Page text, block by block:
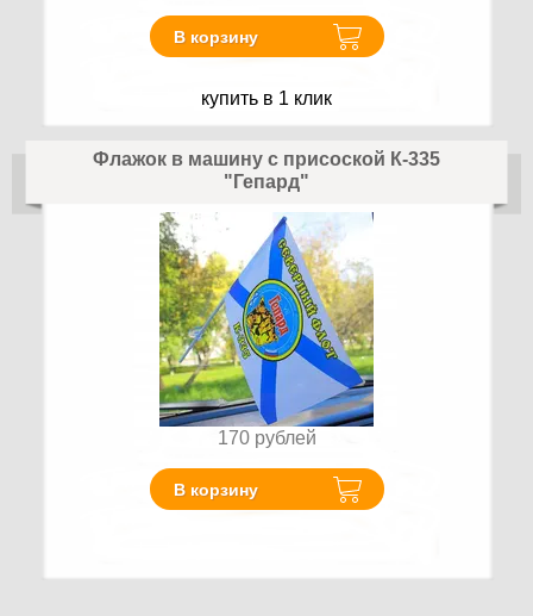
В корзину
купить в 1 клик
Флажок в машину с присоской К-335
"Гепард"
170 рублей
В корзину